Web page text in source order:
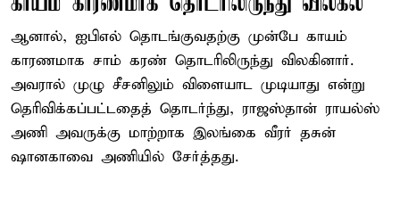
ஆனால், ஐபிஎல் தொடங்குவதற்கு முன்பே காயம்
காரணமாக சாம் கரண் தொடரிலிருந்து விலகினார்.
அவரால் முழு சீசனிலும் விளையாட முடியாது என்று
தெரிவிக்கப்பட்டதைத் தொடர்ந்து, ராஜஸ்தான் ராயல்ஸ்
அணி அவருக்கு மாற்றாக இலங்கை வீரர் தசுன்
ஷானகாவை அணியில் சேர்த்தது.